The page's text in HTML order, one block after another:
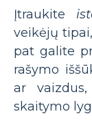
Įtraukite
veikėjų
pat galite
rašymo
ar
skaitymo